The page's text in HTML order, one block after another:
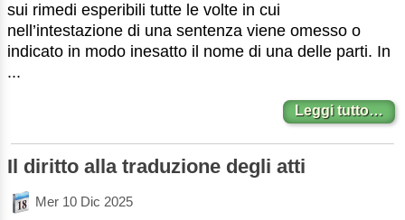
sui rimedi esperibili tutte le volte in cui
nell’intestazione di una sentenza viene omesso o
indicato in modo inesatto il nome di una delle parti. In
...
Leggi tutto…
Il diritto alla traduzione degli atti
Mer 10 Dic 2025